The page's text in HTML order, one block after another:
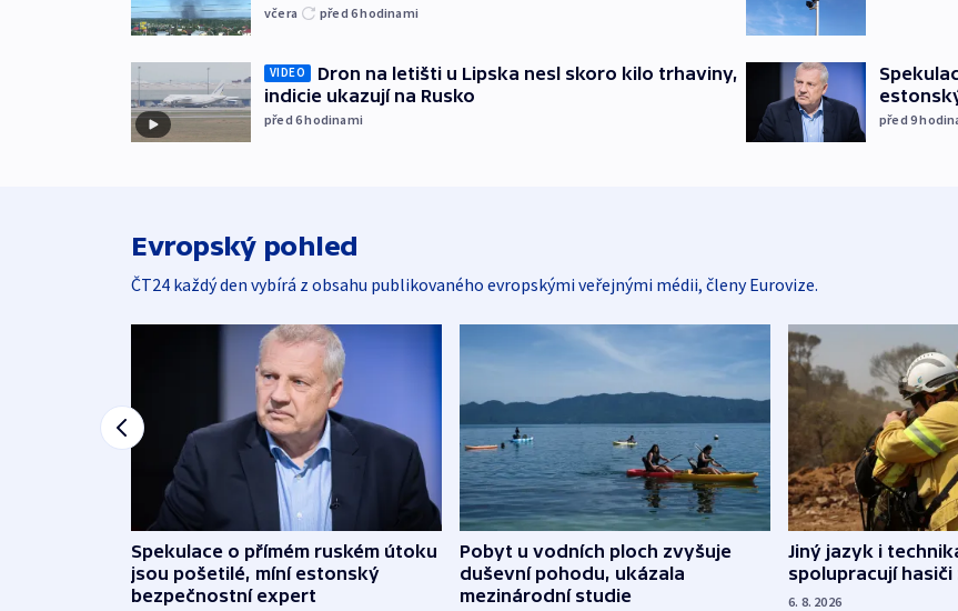
včera před 6hodinami
VIDEO
Dron na letišti u Lipska nesl skoro kilo trhaviny,
indicie ukazují na Rusko
před 6hodinami před 9
Evropský pohled
ČT24 každý den vybírá z obsahu publikovaného evropskými veřejnými médii, členy Eurovize.
Spekulace o přímém ruském útoku
jsou pošetilé, míní estonský
bezpečnostní expert
Pobyt u vodních ploch zvyšuje
duševní pohodu, ukázala
mezinárodní studie
Jiný jazyk i
spolupracují hasiči
6. 8. 2026